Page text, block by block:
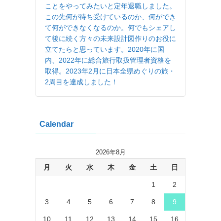
ことをやってみたいと定年退職しました。
この先何が待ち受けているのか、何ができ
て何ができなくなるのか。何でもシェアし
て後に続く方々の未来設計図作りのお役に
立てたらと思っています。2020年に国
内、2022年に総合旅行取扱管理者資格を
取得。2023年2月に日本全県めぐりの旅・
2周目を達成しました！
Calendar
2026年8月
月 火 水 木 金 土 日
1 2
3 4 5 6 7 8 9
10 11 12 13 14 15 16